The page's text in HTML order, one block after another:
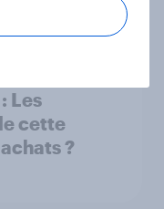
Les
cette
?